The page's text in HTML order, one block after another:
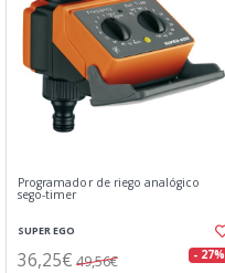
Programador de riego analógico
sego-timer
SUPER EGO
36,25€ 49,56€ - 27%